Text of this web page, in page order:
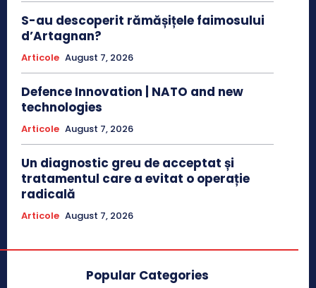
S-au descoperit rămășițele faimosului
d’Artagnan?
Articole August 7, 2026
Defence Innovation | NATO and new
technologies
Articole August 7, 2026
Un diagnostic greu de acceptat și
tratamentul care a evitat o operație
radicală
Articole August 7, 2026
Popular Categories